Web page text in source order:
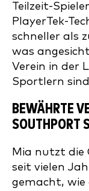
Teilzeit-
PlayerTek-
schneller als
was
Verein in der
Sportlern
BEWÄHRTE
SOUTHPORT
Mia nutzt die
seit vielen
gemacht, wie